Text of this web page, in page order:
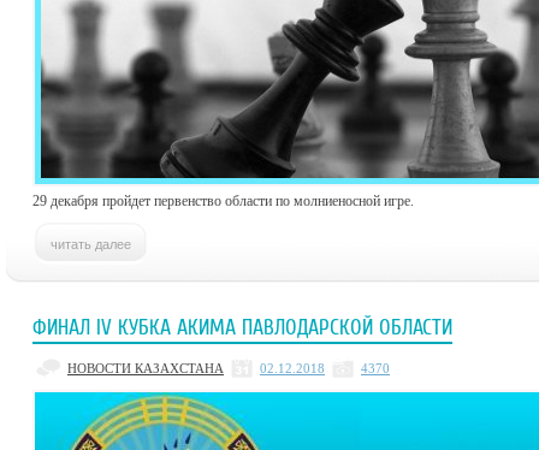
29 декабря пройдет первенство области по молниеносной игре.
ФИНАЛ IV КУБКА АКИМА ПАВЛОДАРСКОЙ ОБЛАСТИ
НОВОСТИ КАЗАХСТАНА 02.12.2018 4370